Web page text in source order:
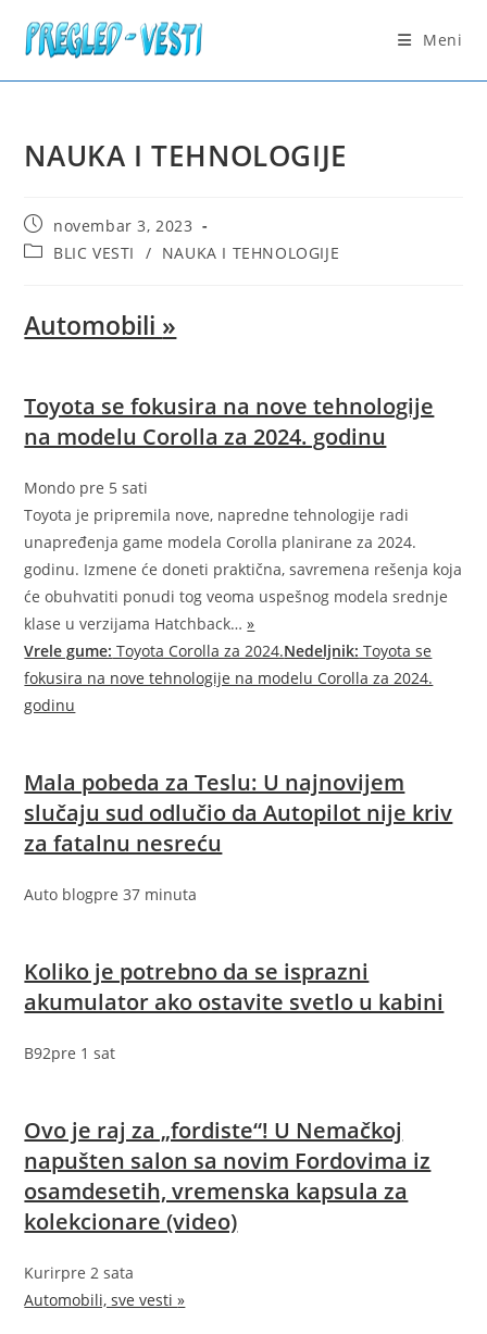
Meni
NAUKA I TEHNOLOGIJE
Post
published:
novembar 3, 2023
PostBLIC VESTI / NAUKA I TEHNOLOGIJE
Automobili »
Toyota se fokusira na nove tehnologije
na modelu Corolla za 2024. godinu
Mondo pre 5 sati
Toyota je pripremila nove, napredne tehnologije radi
unapređenja game modela Corolla planirane za 2024.
godinu. Izmene će doneti praktična, savremena rešenja koja
će obuhvatiti ponudi tog veoma uspešnog modela srednje
klase u verzijama Hatchback…»
Vrele gume: Toyota Corolla za 2024.Nedeljnik: Toyota se
fokusira na nove tehnologije na modelu Corolla za 2024.
godinu
Mala pobeda za Teslu: U najnovijem
slučaju sud odlučio da Autopilot nije kriv
za fatalnu nesreću
Auto blogpre 37 minuta
Koliko je potrebno da se isprazni
akumulator ako ostavite svetlo u kabini
B92pre 1 sat
Ovo je raj za „fordiste“! U Nemačkoj
napušten salon sa novim Fordovima iz
osamdesetih, vremenska kapsula za
kolekcionare (video)
Kurirpre 2 sata
Automobili, sve vesti»